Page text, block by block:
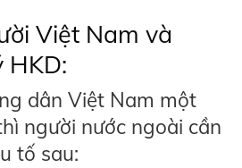
Việt Nam và
HKD:
dân Việt Nam một
người nước ngoài cần
tố sau: